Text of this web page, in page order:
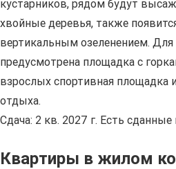
кустарников, рядом будут
хвойные деревья, также
вертикальным озеленением.
предусмотрена площадка с
взрослых спортивная площадка
отдыха.
Сдача: 2 кв. 2027 г. Есть сданные
Квартиры в жилом